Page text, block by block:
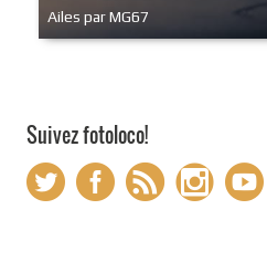
Ailes par MG67
Suivez fotoloco!